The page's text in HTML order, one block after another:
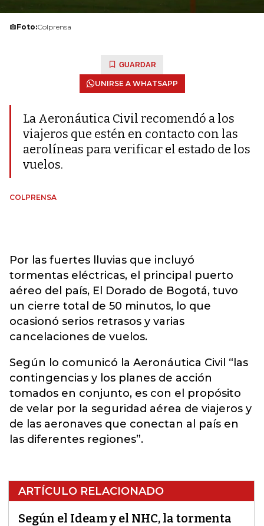
Foto:Colprensa
GUARDAR
UNIRSE A WHATSAPP
La Aeronáutica Civil recomendó a los
viajeros que estén en contacto con las
aerolíneas para verificar el estado de los
vuelos.
COLPRENSA
Por las fuertes lluvias que incluyó
tormentas eléctricas, el principal puerto
aéreo del país, El Dorado de Bogotá, tuvo
un cierre total de 50 minutos, lo que
ocasionó serios retrasos y varias
cancelaciones de vuelos.
Según lo comunicó la Aeronáutica Civil “las
contingencias y los planes de acción
tomados en conjunto, es con el propósito
de velar por la seguridad aérea de viajeros y
de las aeronaves que conectan al país en
las diferentes regiones”.
ARTÍCULO RELACIONADO
Según el Ideam y el NHC, la tormenta